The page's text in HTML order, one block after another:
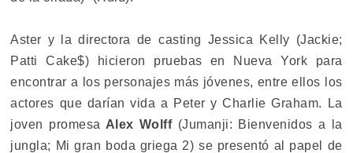
Aster y la directora de casting Jessica Kelly (Jackie;
Patti Cake$) hicieron pruebas en Nueva York para
encontrar a los personajes más jóvenes, entre ellos los
actores que darían vida a Peter y Charlie Graham. La
joven promesa Alex Wolff(Jumanji: Bienvenidos a la
jungla; Mi gran boda griega 2) se presentó al papel de